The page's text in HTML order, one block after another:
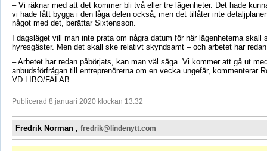
– Vi räknar med att det kommer bli två eller tre lägenheter. Det hade
vi hade fått bygga i den låga delen också, men det tillåter inte
något med det, berättar Sixtensson.
I dagsläget vill man inte prata om några datum för när lägenheterna skall
hyresgäster. Men det skall ske relativt skyndsamt – och arbetet har
– Arbetet har redan påbörjats, kan man väl säga. Vi kommer att gå ut
anbudsförfrågan till entreprenörerna om en vecka ungefär, kommenterar
VD LIBO/FALAB.
Publicerad 8 januari 2020 klockan 13:32
Fredrik Norman , fredrik@lindenytt.com